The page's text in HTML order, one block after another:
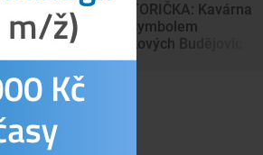
DRBNA HISTORIČKA: Kavárna
Savoy byla symbolem
prvorepublikových Budějovic
články